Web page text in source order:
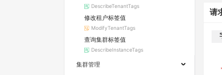
DescribeTenantTags
修改租户标签值
ModifyTenantTags
查询集群标签值
DescribeInstanceTags
集群管理
请